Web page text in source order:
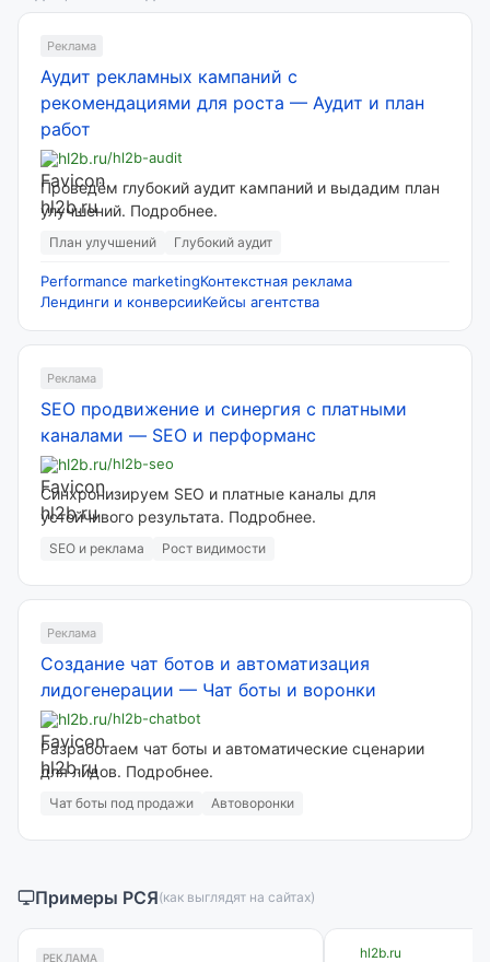
Реклама
Аудит рекламных кампаний с
рекомендациями для роста — Аудит и план
работ
hl2b.ru/hl2b-audit
Проведём глубокий аудит кампаний и выдадим план
улучшений. Подробнее.
План улучшений Глубокий аудит
Performance marketingКонтекстная реклама
Лендинги и конверсииКейсы агентства
Реклама
SEO продвижение и синергия с платными
каналами — SEO и перформанс
hl2b.ru/hl2b-seo
Синхронизируем SEO и платные каналы для
устойчивого результата. Подробнее.
SEO и реклама Рост видимости
Реклама
Создание чат ботов и автоматизация
лидогенерации — Чат боты и воронки
hl2b.ru/hl2b-chatbot
Разработаем чат боты и автоматические сценарии
для лидов. Подробнее.
Чат боты под продажи Автоворонки
Примеры РСЯ(как выглядят на сайтах)
РЕКЛАМА hl2b.ru